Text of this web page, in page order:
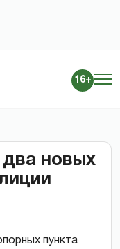
16+
два новых